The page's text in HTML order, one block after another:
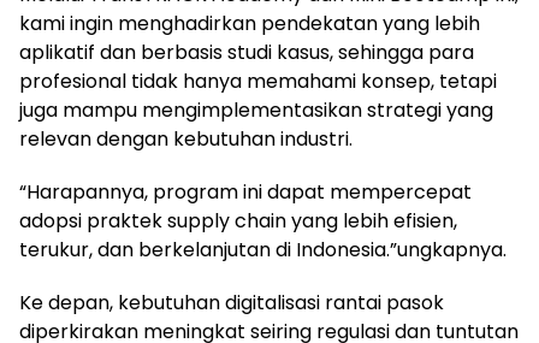
kami ingin menghadirkan pendekatan yang lebih
aplikatif dan berbasis studi kasus, sehingga para
profesional tidak hanya memahami konsep, tetapi
juga mampu mengimplementasikan strategi yang
relevan dengan kebutuhan industri.
“Harapannya, program ini dapat mempercepat
adopsi praktek supply chain yang lebih efisien,
terukur, dan berkelanjutan di Indonesia.”ungkapnya.
Ke depan, kebutuhan digitalisasi rantai pasok
diperkirakan meningkat seiring regulasi dan tuntutan